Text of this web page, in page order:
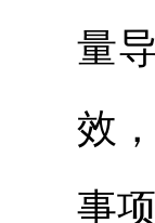
量
效
事项